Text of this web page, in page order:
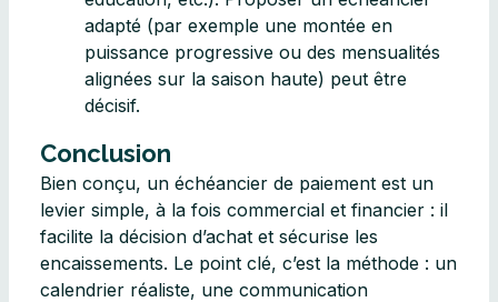
adapté (par exemple une montée en
puissance progressive ou des mensualités
alignées sur la saison haute) peut être
décisif.
Conclusion
Bien conçu, un échéancier de paiement est un
levier simple, à la fois commercial et financier : il
facilite la décision d’achat et sécurise les
encaissements. Le point clé, c’est la méthode : un
calendrier réaliste, une communication